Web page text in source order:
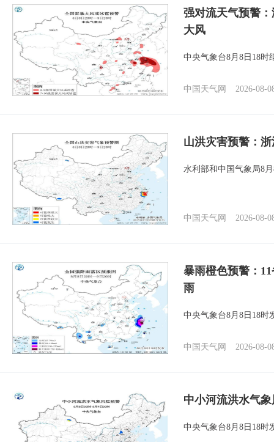
强对流天气预警
大风
中央气象台8月8日18时
中国天气网 2026-08-
山洪灾害预警：
水利部和中国气象局8
中国天气网 2026-08-
暴雨橙色预警：
雨
中央气象台8月8日18时
中国天气网 2026-08-
中小河流洪水气
中央气象台8月8日18时